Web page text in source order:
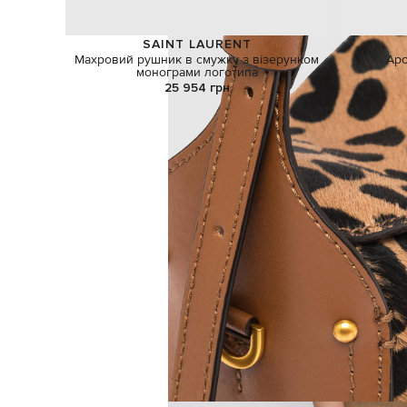
SAINT LAURENT
Махровий рушник в смужку з візерунком
монограми логотипа
25 954 грн